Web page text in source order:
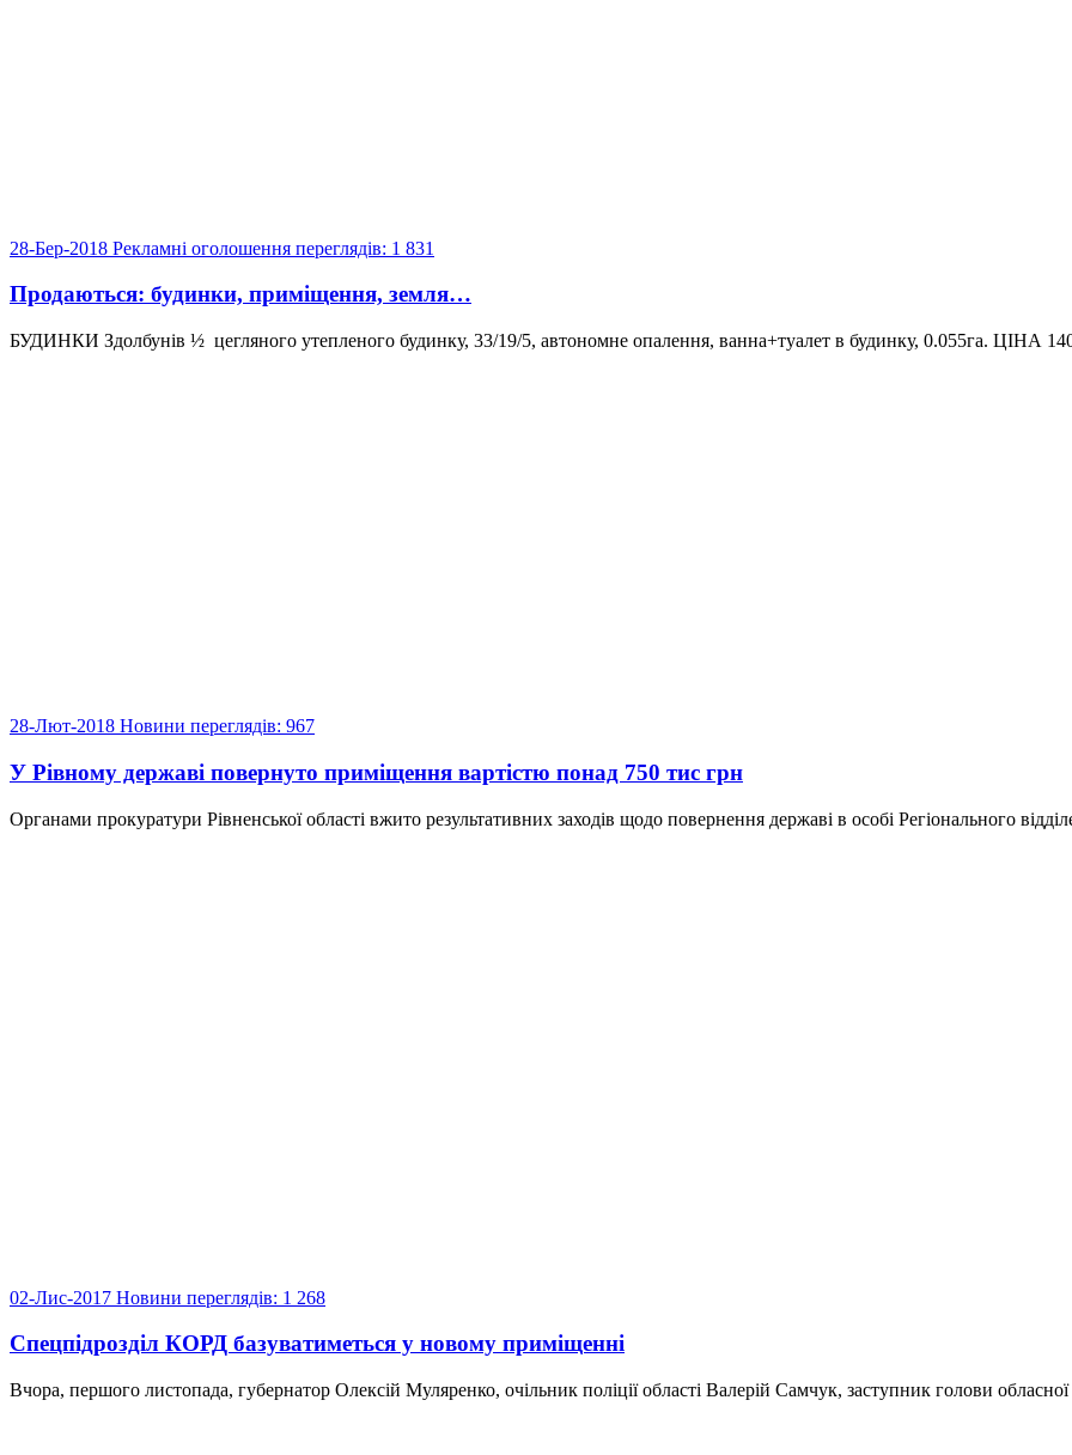
28-Бер-2018 Рекламні оголошення переглядів: 1 831
Продаються: будинки, приміщення, земля…
БУДИНКИ Здолбунів ½ цегляного утепленого будинку, 33/19/5, автономне опалення, ванна+туалет в будинку, 0.055га. ЦІНА
28-Лют-2018 Новини переглядів: 967
У Рівному державі повернуто приміщення вартістю понад 750 тис грн
Органами прокуратури Рівненської області вжито результативних заходів щодо повернення державі в особі Регіонального
02-Лис-2017 Новини переглядів: 1 268
Спецпідрозділ КОРД базуватиметься у новому приміщенні
Вчора, першого листопада, губернатор Олексій Муляренко, очільник поліції області Валерій Самчук, заступник голови